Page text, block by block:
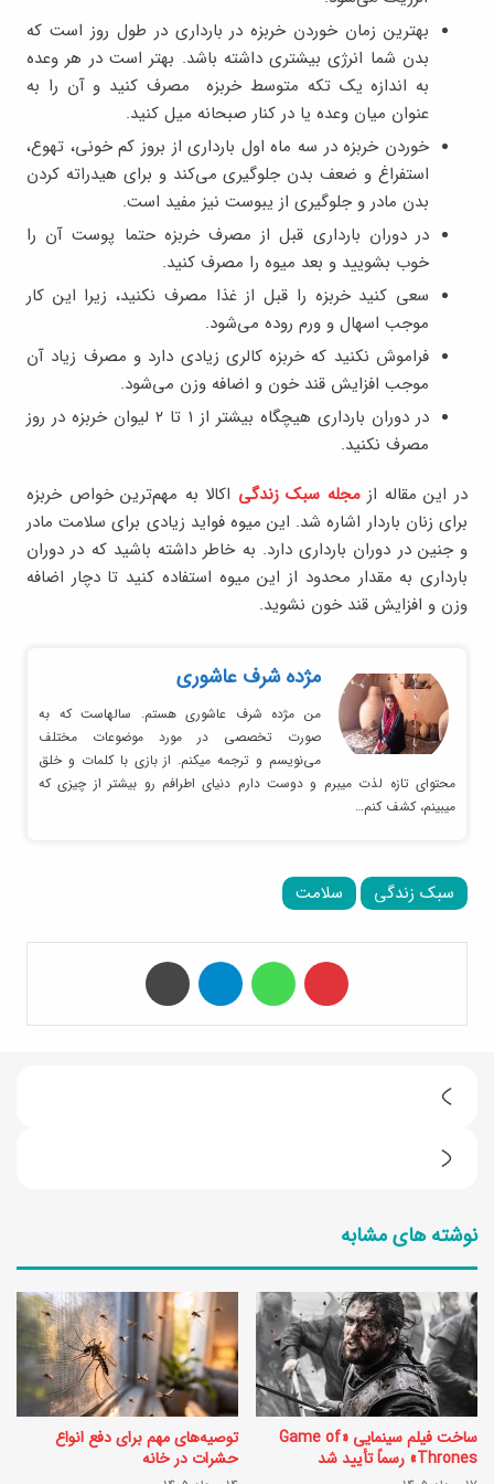
بهترین زمان خوردن خربزه در بارداری در طول روز است که
بدن شما انرژی بیشتری داشته باشد. بهتر است در هر وعده
به اندازه یک تکه متوسط خربزه مصرف کنید و آن را به
عنوان میان وعده یا در کنار صبحانه میل کنید.
خوردن خربزه در سه ماه اول بارداری از بروز کم خونی، تهوع،
استفراغ و ضعف بدن جلوگیری می‌کند و برای هیدراته کردن
بدن مادر و جلوگیری از یبوست نیز مفید است.
در دوران بارداری قبل از مصرف خربزه حتما پوست آن را
خوب بشویید و بعد میوه را مصرف کنید.
سعی کنید خربزه را قبل از غذا مصرف نکنید، زیرا این کار
موجب اسهال و ورم روده می‌شود.
فراموش نکنید که خربزه کالری زیادی دارد و مصرف زیاد آن
موجب افزایش قند خون و اضافه وزن می‌شود.
در دوران بارداری هیچگاه بیشتر از ۱ تا ۲ لیوان خربزه در روز
مصرف نکنید.
در این مقاله ازمجله سبک زندگی اکالا به مهم‌ترین خواص خربزه
برای زنان باردار اشاره شد. این میوه فواید زیادی برای سلامت مادر
و جنین در دوران بارداری دارد. به خاطر داشته باشید که در دوران
بارداری به مقدار محدود از این میوه استفاده کنید تا دچار اضافه
وزن و افزایش قند خون نشوید.
مژده شرف عاشوری
من مژده شرف عاشوری هستم. سالهاست که به
صورت تخصصی در مورد موضوعات مختلف
می‌نویسم و ترجمه میکنم. از بازی با کلمات و خلق
محتوای تازه لذت میبرم و دوست دارم دنیای اطرافم رو بیشتر از چیزی که
میبینم، کشف کنم…
سبک زندگی سلامت
ط
ز
ت
ه
ی
ه
ه
س
ر
ف
ه‌
ه
نوشته های مشابه
ساخت فیلم سینمایی «Game of
Thrones» رسماً تأیید شد
توصیه‌های مهم برای دفع انواع
حشرات در خانه